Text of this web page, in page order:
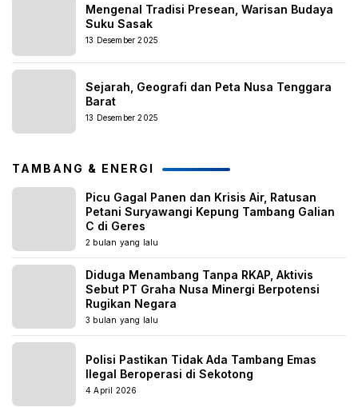
Mengenal Tradisi Presean, Warisan Budaya
Suku Sasak
13 Desember 2025
Sejarah, Geografi dan Peta Nusa Tenggara
Barat
13 Desember 2025
TAMBANG & ENERGI
Picu Gagal Panen dan Krisis Air, Ratusan
Petani Suryawangi Kepung Tambang Galian
C di Geres
2 bulan yang lalu
Diduga Menambang Tanpa RKAP, Aktivis
Sebut PT Graha Nusa Minergi Berpotensi
Rugikan Negara
3 bulan yang lalu
Polisi Pastikan Tidak Ada Tambang Emas
Ilegal Beroperasi di Sekotong
4 April 2026